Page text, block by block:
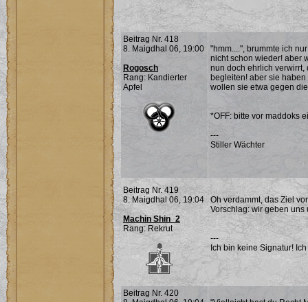
Beitrag Nr. 418
8. Maigdhal 06, 19:00
Rogosch
Rang: Kandierter
Apfel
"hmm....", brummte ich
nicht schon wieder! aber
nun doch ehrlich
begleiten! aber sie haben
wollen sie etwa gegen
*OFF: bitte vor maddoks
---
Stiller Wächter
Beitrag Nr. 419
8. Maigdhal 06, 19:04
Machin Shin_2
Rang: Rekrut
Oh verdammt, das Ziel
Vorschlag: wir geben uns
---
Ich bin keine Signatur!
Beitrag Nr. 420